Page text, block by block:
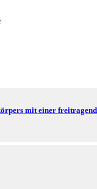
mit einer